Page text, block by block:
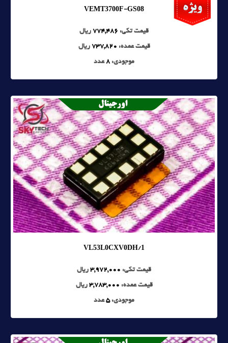
VEMT3700F-GS08
قیمت تکی: 774,486 ریال
قیمت عمده: 737,820 ریال
موجودی: 8عدد
VL53L0CXV0DH/1
قیمت تکی: 3,972,000 ریال
قیمت عمده: 3,783,000 ریال
موجودی:5عدد